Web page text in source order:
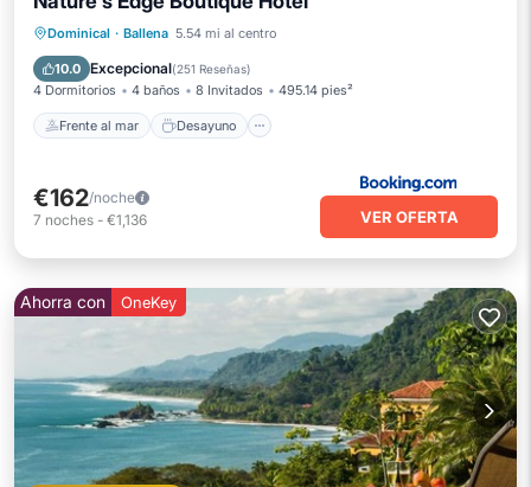
Dominical · Ballena 5.54 mi al centro
10.0 Excepcional(251 Reseñas)
4 Dormitorios 4 baños 8 Invitados 495.14 pies²
Frente al mar Desayuno
Frente al mar
Desayuno
Aparcamiento
€162/noche
7 noches - €1,136 VER OFERTA
Ahorra con OneKey